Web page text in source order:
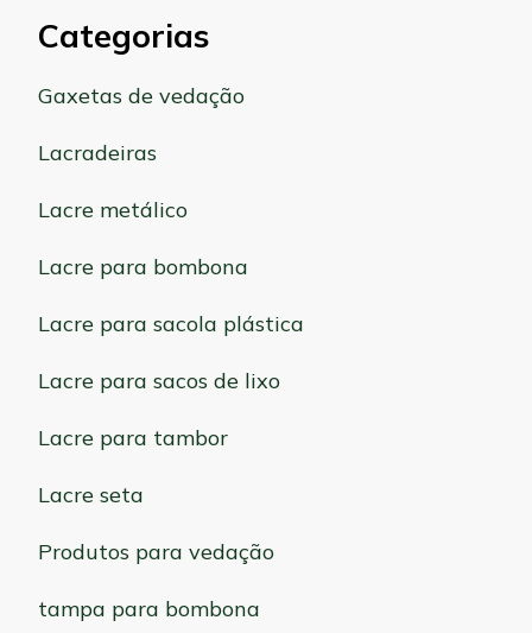
Categorias
Gaxetas de vedação
Lacradeiras
Lacre metálico
Lacre para bombona
Lacre para sacola plástica
Lacre para sacos de lixo
Lacre para tambor
Lacre seta
Produtos para vedação
tampa para bombona